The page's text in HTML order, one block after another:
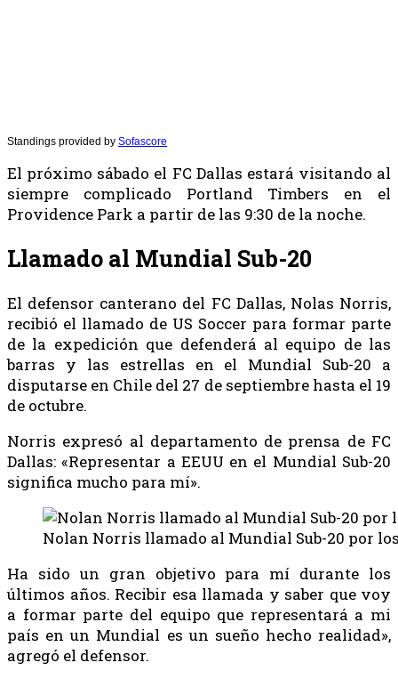
Standings provided by Sofascore
El próximo sábado el FC Dallas estará visitando al
siempre complicado Portland Timbers en el
Providence Park a partir de las 9:30 de la noche.
Llamado al Mundial Sub-20
El defensor canterano del FC Dallas, Nolas Norris,
recibió el llamado de US Soccer para formar parte
de la expedición que defenderá al equipo de las
barras y las estrellas en el Mundial Sub-20 a
disputarse en Chile del 27 de septiembre hasta el 19
de octubre.
Norris expresó al departamento de prensa de FC
Dallas: «Representar a EEUU en el Mundial Sub-20
significa mucho para mí».
Nolan Norris llamado al Mundial Sub-20 por
Ha sido un gran objetivo para mí durante los
últimos años. Recibir esa llamada y saber que voy
a formar parte del equipo que representará a mi
país en un Mundial es un sueño hecho realidad»,
agregó el defensor.